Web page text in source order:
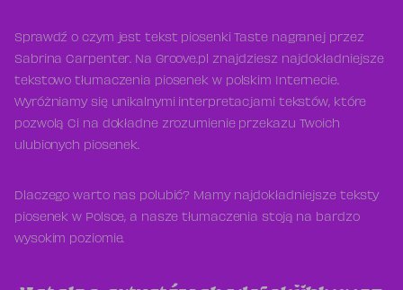
Sprawdź o czym jest tekst piosenki Taste nagranej przez
Sabrina Carpenter. Na Groove.pl znajdziesz najdokładniejsze
tekstowo tłumaczenia piosenek w polskim Internecie.
Wyróżniamy się unikalnymi interpretacjami tekstów, które
pozwolą Ci na dokładne zrozumienie przekazu Twoich
ulubionych piosenek.
Dlaczego warto nas polubić? Mamy najdokładniejsze teksty
piosenek w Polsce, a nasze tłumaczenia stoją na bardzo
wysokim poziomie.